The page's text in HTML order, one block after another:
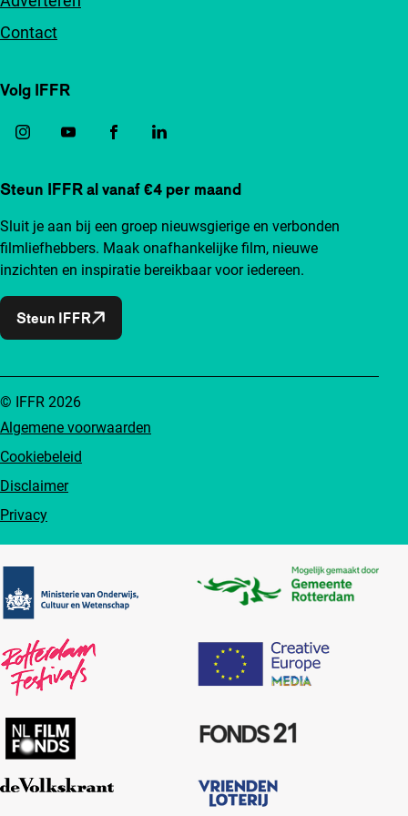
Contact
Volg IFFR
Steun IFFR al vanaf €4 per maand
Sluit je aan bij een groep nieuwsgierige en verbonden
filmliefhebbers. Maak onafhankelijke film, nieuwe
inzichten en inspiratie bereikbaar voor iedereen.
Steun IFFR
Algemene voorwaarden
Cookiebeleid
Disclaimer
Privacy
© IFFR 2026